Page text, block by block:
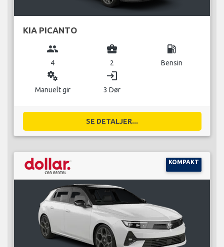
KIA PICANTO
group
4
business_center
2
local_gas_station
Bensin
miscellaneous_services
Manuelt gir
login
3 Dør
SE DETALJER...
KOMPAKT